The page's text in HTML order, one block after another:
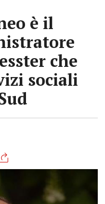
è il
che
sociali